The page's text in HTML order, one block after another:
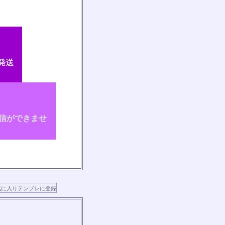
送
ができませ